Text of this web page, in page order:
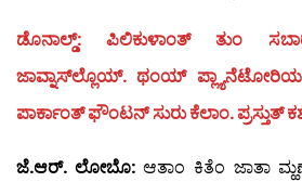
ಡೊನಾಲ್ಡ್: ಪಿಲಿಕುಳಾಂತ್ ತುಂ
ಜಾವ್ನಾಸ್‍ಲ್ಲೊಯ್. ಥಂಯ್
ಪಾರ್ಕಾಂತ್ ಫೌಂಟನ್ ಸುರು ಕೆಲಾಂ. ಪ್ರಸ್ತುತ್
ಜೆ.ಆರ್. ಲೋಬೊ:ಆತಾಂ ಕಿತೆಂ ಜಾತಾ